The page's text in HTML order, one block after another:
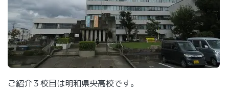
ご紹介３校目は明和県央高校です。